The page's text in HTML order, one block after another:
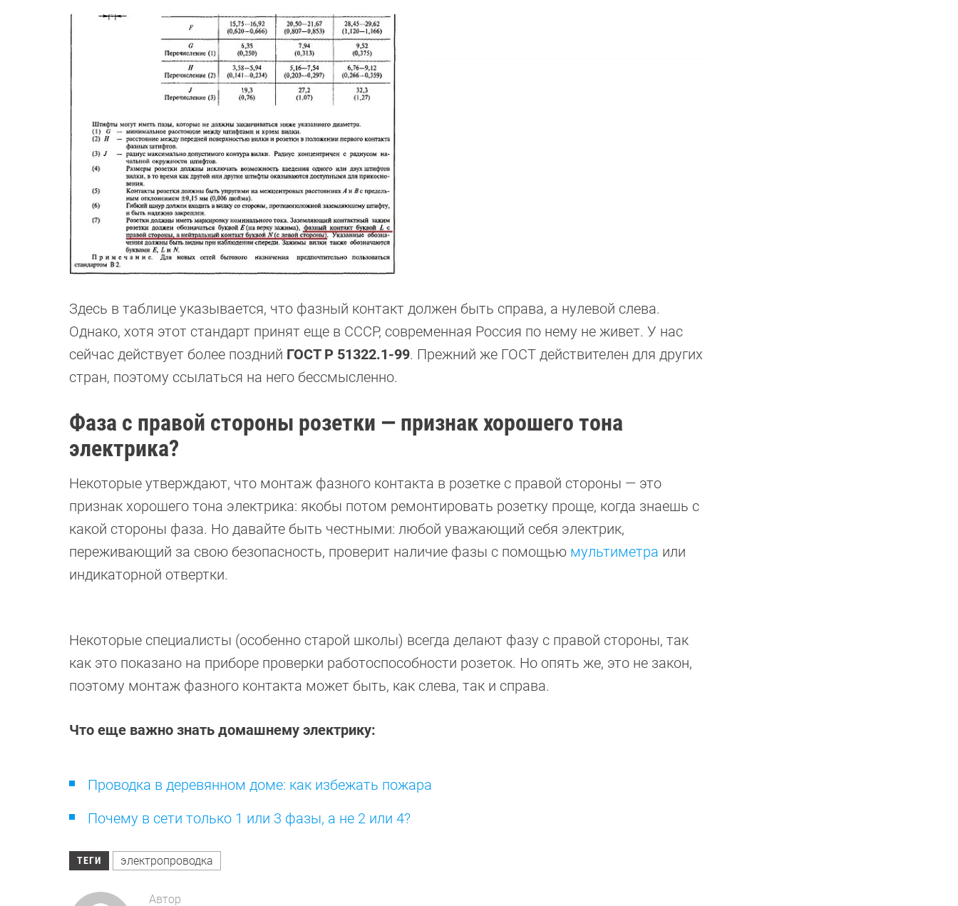
Здесь в таблице указывается, что фазный контакт должен быть справа, а нулевой слева.
Однако, хотя этот стандарт принят еще в СССР, современная Россия по нему не живет. У нас
сейчас действует более поздний ГОСТ Р 51322.1-99. Прежний же ГОСТ действителен для других
стран, поэтому ссылаться на него бессмысленно.
Фаза с правой стороны розетки — признак хорошего тона
электрика?
Некоторые утверждают, что монтаж фазного контакта в розетке с правой стороны — это
признак хорошего тона электрика: якобы потом ремонтировать розетку проще, когда знаешь с
какой стороны фаза. Но давайте быть честными: любой уважающий себя электрик,
переживающий за свою безопасность, проверит наличие фазы с помощью мультиметра или
индикаторной отвертки.
Некоторые специалисты (особенно старой школы) всегда делают фазу с правой стороны, так
как это показано на приборе проверки работоспособности розеток. Но опять же, это не закон,
поэтому монтаж фазного контакта может быть, как слева, так и справа.
Что еще важно знать домашнему электрику:
Проводка в деревянном доме: как избежать пожара
Почему в сети только 1 или 3 фазы, а не 2 или 4?
ТЕГИ электропроводка
Автор